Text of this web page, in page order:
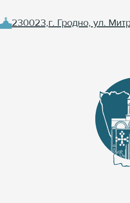
230023,г. Гродно, ул.